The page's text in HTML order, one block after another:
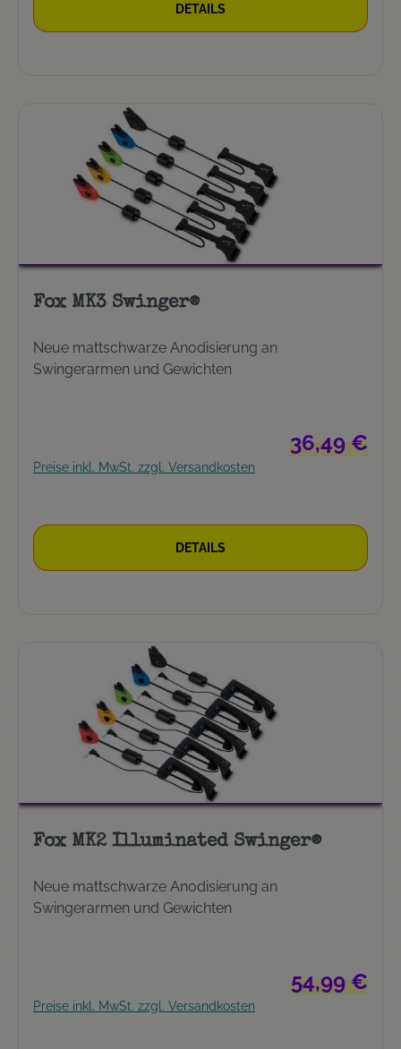
DETAILS
Fox MK3 Swinger®
Neue mattschwarze Anodisierung an
Swingerarmen und Gewichten
Regulärer
36,49 €
Preise inkl. MwSt. zzgl. Versandkosten
DETAILS
Fox MK2 Illuminated Swinger®
Neue mattschwarze Anodisierung an
Swingerarmen und Gewichten
Regulärer
54,99 €
Preise inkl. MwSt. zzgl. Versandkosten